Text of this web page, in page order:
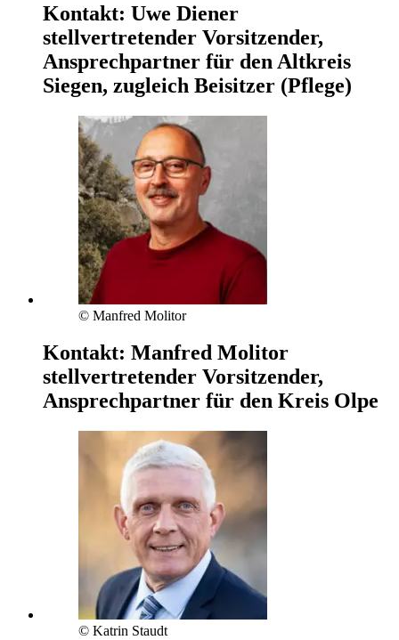
Kontakt: Uwe Diener
stellvertretender Vorsitzender,
Ansprechpartner für den Altkreis
Siegen, zugleich Beisitzer (Pflege)
© Manfred Molitor
Kontakt: Manfred Molitor
stellvertretender Vorsitzender,
Ansprechpartner für den Kreis Olpe
© Katrin Staudt